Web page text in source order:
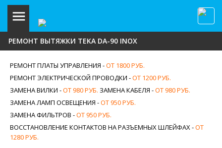
РЕМОНТ ВЫТЯЖКИ TEKA DA-90 INOX
РЕМОНТ ПЛАТЫ УПРАВЛЕНИЯ -ОТ 1800 РУБ.
РЕМОНТ ЭЛЕКТРИЧЕСКОЙ ПРОВОДКИ -ОТ 1200 РУБ.
ЗАМЕНА ВИЛКИ -ОТ 980 РУБ. ЗАМЕНА КАБЕЛЯ -ОТ 980 РУБ.
ЗАМЕНА ЛАМП ОСВЕЩЕНИЯ -ОТ 950 РУБ.
ЗАМЕНА ФИЛЬТРОВ -ОТ 950 РУБ.
ВОССТАНОВЛЕНИЕ КОНТАКТОВ НА РАЗЪЕМНЫХ ШЛЕЙФАХ -ОТ
1280 РУБ.